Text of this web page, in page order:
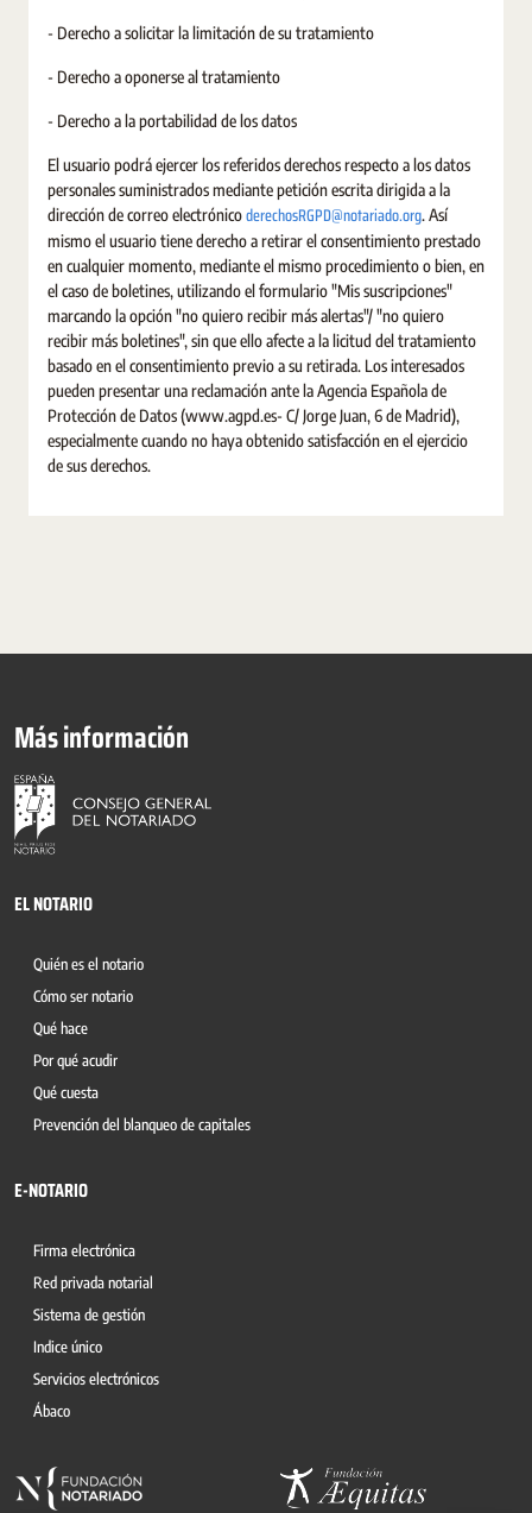
- Derecho a solicitar la limitación de su tratamiento
- Derecho a oponerse al tratamiento
- Derecho a la portabilidad de los datos
El usuario podrá ejercer los referidos derechos respecto a los datos
personales suministrados mediante petición escrita dirigida a la
dirección de correo electrónicoderechosRGPD@notariado.org. Así
mismo el usuario tiene derecho a retirar el consentimiento prestado
en cualquier momento, mediante el mismo procedimiento o bien, en
el caso de boletines, utilizando el formulario "Mis suscripciones"
marcando la opción "no quiero recibir más alertas"/ "no quiero
recibir más boletines", sin que ello afecte a la licitud del tratamiento
basado en el consentimiento previo a su retirada. Los interesados
pueden presentar una reclamación ante la Agencia Española de
Protección de Datos (www.agpd.es- C/ Jorge Juan, 6 de Madrid),
especialmente cuando no haya obtenido satisfacción en el ejercicio
de sus derechos.
Más información
EL NOTARIO
Quién es el notario
Cómo ser notario
Qué hace
Por qué acudir
Qué cuesta
Prevención del blanqueo de capitales
E-NOTARIO
Firma electrónica
Red privada notarial
Sistema de gestión
Indice único
Servicios electrónicos
Ábaco